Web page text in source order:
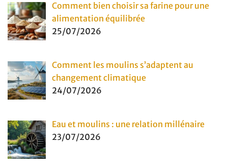
Comment bien choisir sa farine pour une
alimentation équilibrée
25/07/2026
Comment les moulins s’adaptent au
changement climatique
24/07/2026
Eau et moulins : une relation millénaire
23/07/2026